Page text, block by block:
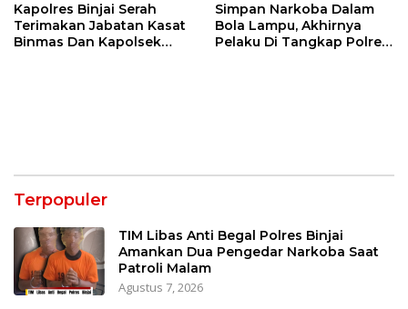
Kapolres Binjai Serah
Terimakan Jabatan Kasat
Binmas Dan Kapolsek
Simpan Narkoba Dalam
Bola Lampu, Akhirnya
Pelaku Di Tangkap Polres
Terpopuler
TIM Libas Anti Begal Polres Binjai
Amankan Dua Pengedar Narkoba Saat
Patroli Malam
Agustus 7, 2026